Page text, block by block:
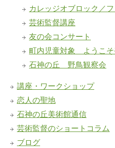
カレッジオブロック／
芸術監督講座
友の会コンサート
町内児童対象 ようこ
石神の丘 野鳥観察会
講座・ワークショップ
恋人の聖地
石神の丘美術館通信
芸術監督のショートコラム
ブログ